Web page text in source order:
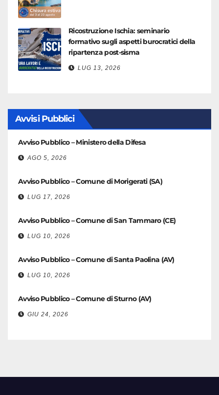
Ricostruzione Ischia: seminario
formativo sugli aspetti burocratici della
ripartenza post-sisma
LUG 13, 2026
Avvisi Pubblici
Avviso Pubblico – Ministero della Difesa
AGO 5, 2026
Avviso Pubblico – Comune di Morigerati (SA)
LUG 17, 2026
Avviso Pubblico – Comune di San Tammaro (CE)
LUG 10, 2026
Avviso Pubblico – Comune di Santa Paolina (AV)
LUG 10, 2026
Avviso Pubblico – Comune di Sturno (AV)
GIU 24, 2026